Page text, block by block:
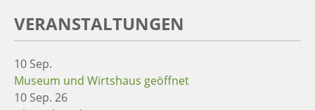
VERANSTALTUNGEN
10 Sep.
Museum und Wirtshaus geöffnet
10 Sep. 26